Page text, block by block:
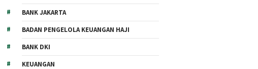
BANK JAKARTA
BADAN PENGELOLA KEUANGAN HAJI
BANK DKI
KEUANGAN